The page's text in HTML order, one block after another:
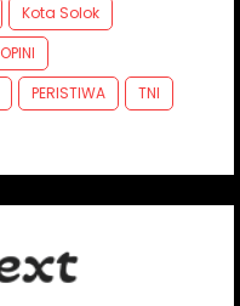
Kota Solok
OPINI
PERISTIWA
TNI